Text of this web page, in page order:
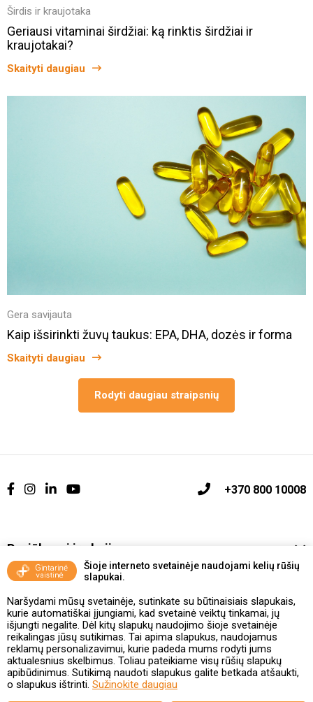
Šioje interneto svetainėje naudojami kelių rūšių
slapukai.
Naršydami mūsų svetainėje, sutinkate su būtinaisiais slapukais,
kurie automatiškai įjungiami, kad svetainė veiktų tinkamai, jų
išjungti negalite. Dėl kitų slapukų naudojimo šioje svetainėje
reikalingas jūsų sutikimas. Tai apima slapukus, naudojamus
reklamų personalizavimui, kurie padeda mums rodyti jums
aktualesnius skelbimus. Toliau pateikiame visų rūšių slapukų
apibūdinimus. Sutikimą naudoti slapukus galite betkada atšaukti,
o slapukus ištrinti. Sužinokite daugiau
Širdis ir kraujotaka
Geriausi vitaminai širdžiai: ką rinktis širdžiai ir
kraujotakai?
Skaityti daugiau
Gera savijauta
Kaip išsirinkti žuvų taukus: EPA, DHA, dozės ir forma
Skaityti daugiau
Rodyti daugiau straipsnių
+370 800 10008
Pasiūlymai ir akcijos
Vakcinavimo tvarka ir taisyklės
Kontaktai ir Karjera
Taisyklės ir politika